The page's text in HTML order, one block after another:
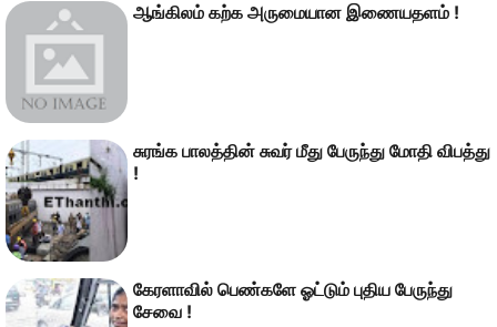
ஆங்கிலம் கற்க அருமையான இணையதளம் !
சுரங்க பாலத்தின் சுவர் மீது பேருந்து மோதி விபத்து
!
கேரளாவில் பெண்களே ஓட்டும் புதிய பேருந்து
சேவை !